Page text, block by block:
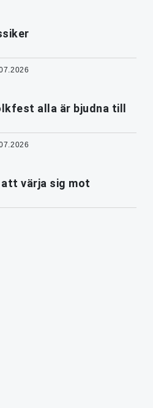
alla är bjudna till
värja sig mot